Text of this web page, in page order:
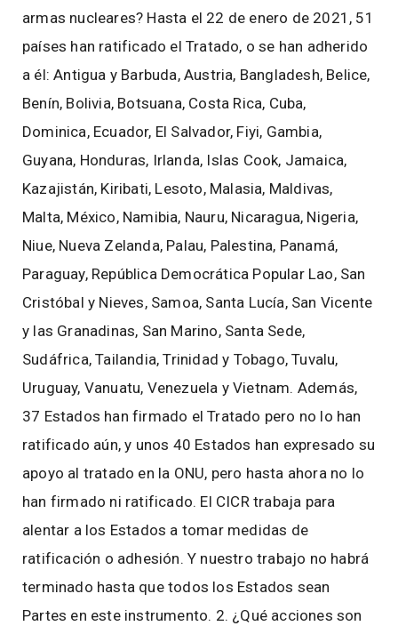
armas nucleares? Hasta el 22 de enero de 2021, 51
países han ratificado el Tratado, o se han adherido
a él: Antigua y Barbuda, Austria, Bangladesh, Belice,
Benín, Bolivia, Botsuana, Costa Rica, Cuba,
Dominica, Ecuador, El Salvador, Fiyi, Gambia,
Guyana, Honduras, Irlanda, Islas Cook, Jamaica,
Kazajistán, Kiribati, Lesoto, Malasia, Maldivas,
Malta, México, Namibia, Nauru, Nicaragua, Nigeria,
Niue, Nueva Zelanda, Palau, Palestina, Panamá,
Paraguay, República Democrática Popular Lao, San
Cristóbal y Nieves, Samoa, Santa Lucía, San Vicente
y las Granadinas, San Marino, Santa Sede,
Sudáfrica, Tailandia, Trinidad y Tobago, Tuvalu,
Uruguay, Vanuatu, Venezuela y Vietnam. Además,
37 Estados han firmado el Tratado pero no lo han
ratificado aún, y unos 40 Estados han expresado su
apoyo al tratado en la ONU, pero hasta ahora no lo
han firmado ni ratificado. El CICR trabaja para
alentar a los Estados a tomar medidas de
ratificación o adhesión. Y nuestro trabajo no habrá
terminado hasta que todos los Estados sean
Partes en este instrumento. 2. ¿Qué acciones son